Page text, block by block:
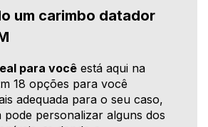
um carimbo datador
para você está aqui na
18 opções para você
adequada para o seu caso,
pode personalizar alguns dos